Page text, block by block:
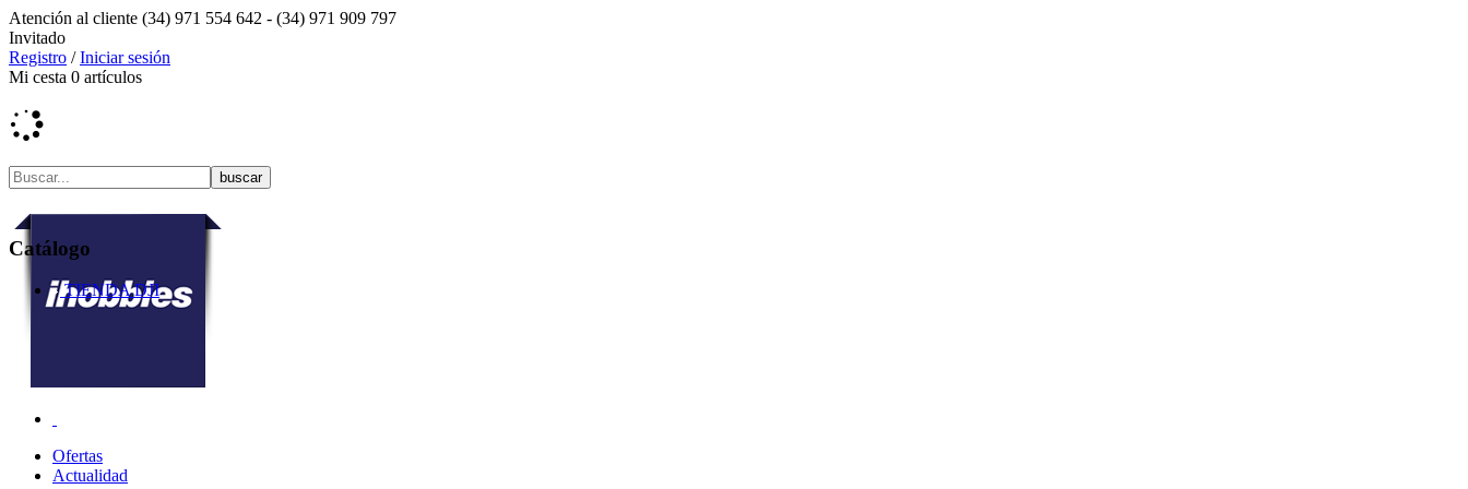
Atención al cliente (34) 971 554 642 - (34) 971 909 797
Invitado
Registro /Iniciar sesión
Mi cesta 0 artículos
Ofertas
Actualidad
Catálogo
TIENDA DJI